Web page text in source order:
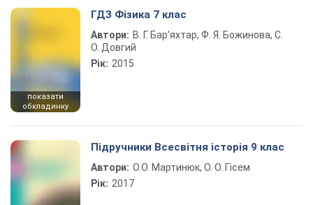
показати
обкладинку
ГДЗ Фізика 7 клас
Автори: В. Г. Бар’яхтар, Ф. Я. Божинова, С.
О. Довгий
Рік: 2015
Підручники Всесвітня історія 9 клас
Автори: О.О. Мартинюк, О. О. Гісем
Рік: 2017